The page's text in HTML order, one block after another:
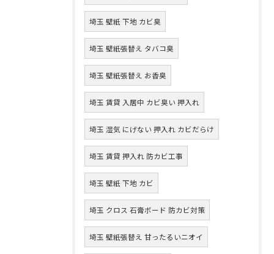
埼玉 壁紙 下地 カビ臭
埼玉 壁紙張替え タバコ臭
埼玉 壁紙張替え お香臭
埼玉 賃貸 入居中 カビ臭い 押入れ
埼玉 湿気 にげない 押入れ カビだらけ
埼玉 賃貸 押入れ 防カビ工事
埼玉 壁紙 下地 カビ
埼玉 クロス 石膏ボード 防カビ対策
埼玉 壁紙張替え 甘ったるいニオイ